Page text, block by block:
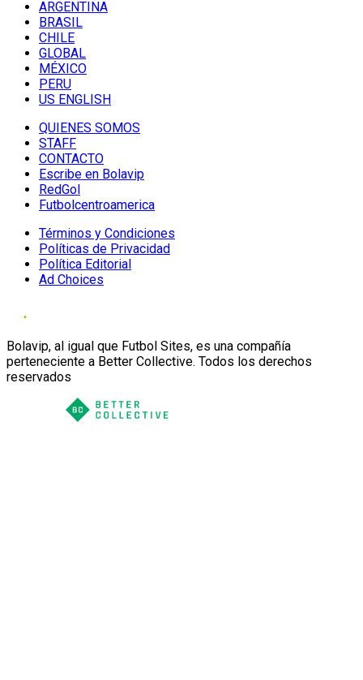
ARGENTINA
BRASIL
CHILE
GLOBAL
MÉXICO
PERU
US ENGLISH
QUIENES SOMOS
STAFF
CONTACTO
Escribe en Bolavip
RedGol
Futbolcentroamerica
Términos y Condiciones
Políticas de Privacidad
Política Editorial
Ad Choices
Bolavip, al igual que Futbol Sites, es una compañía
perteneciente a Better Collective. Todos los derechos
reservados